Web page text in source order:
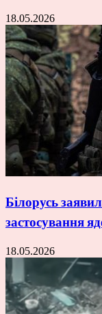
18.05.2026
Білорусь
застосування
18.05.2026